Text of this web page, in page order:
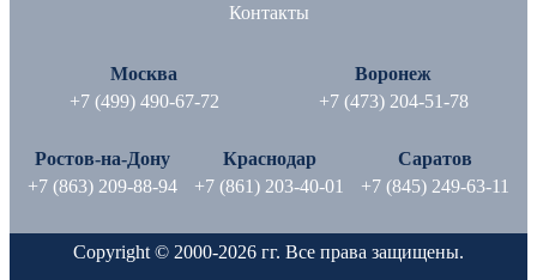
Контакты
Москва
+7 (499) 490-67-72
Воронеж
+7 (473) 204-51-78
Ростов-на-Дону
+7 (863) 209-88-94
Краснодар
+7 (861) 203-40-01
Саратов
+7 (845) 249-63-11
Copyright © 2000-2026 гг. Все права защищены.